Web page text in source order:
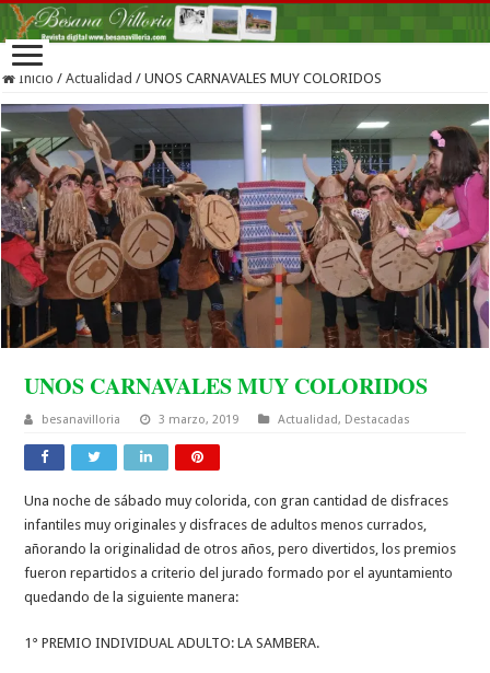
Inicio / Actualidad / UNOS CARNAVALES MUY COLORIDOS
UNOS CARNAVALES MUY COLORIDOS
besanavilloria 3 marzo, 2019 Actualidad, Destacadas
Una noche de sábado muy colorida, con gran cantidad de disfraces
infantiles muy originales y disfraces de adultos menos currados,
añorando la originalidad de otros años, pero divertidos, los premios
fueron repartidos a criterio del jurado formado por el ayuntamiento
quedando de la siguiente manera:
1° PREMIO INDIVIDUAL ADULTO: LA SAMBERA.